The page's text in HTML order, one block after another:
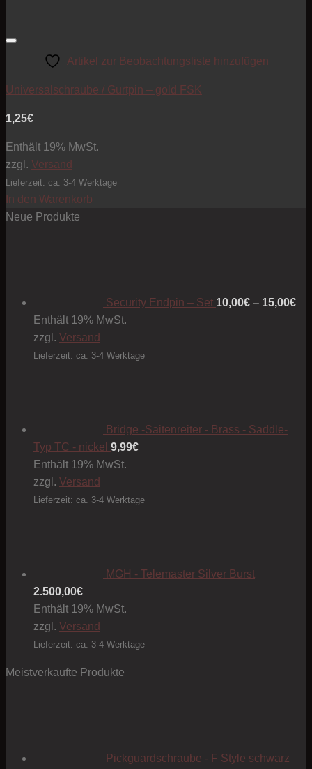
Artikel zur Beobachtungsliste hinzufügen
Universalschraube / Gurtpin – gold FSK
1,25€
Enthält 19% MwSt.
zzgl. Versand
Lieferzeit: ca. 3-4 Werktage
In den Warenkorb
Neue Produkte
Security Endpin – Set 10,00€ – 15,00€
Enthält 19% MwSt.
zzgl. Versand
Lieferzeit: ca. 3-4 Werktage
Bridge -Saitenreiter - Brass - Saddle-
Typ TC - nickel 9,99€
Enthält 19% MwSt.
zzgl. Versand
Lieferzeit: ca. 3-4 Werktage
MGH - Telemaster Silver Burst
2.500,00€
Enthält 19% MwSt.
zzgl. Versand
Lieferzeit: ca. 3-4 Werktage
Meistverkaufte Produkte
Pickguardschraube - F Style schwarz